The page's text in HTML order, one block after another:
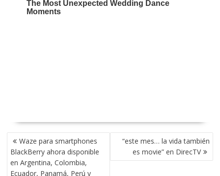
NAVEGACIÓN
DE
ENTRADAS
Waze para smartphones
BlackBerry ahora disponible
en Argentina, Colombia,
Ecuador, Panamá, Perú y
“este mes… la vida también
es movie” en DirecTV